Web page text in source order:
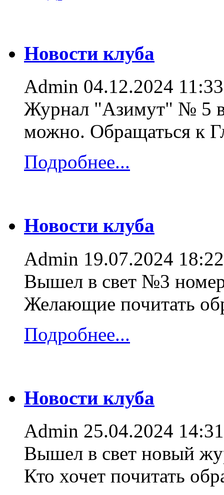
Новости клуба
Admin 04.12.2024 11:33
Журнал "Азимут" № 5
можно. Обращаться к
Подробнее...
Новости клуба
Admin 19.07.2024 18:22
Вышел в свет №3
Желающие почитать
Подробнее...
Новости клуба
Admin 25.04.2024 14:31
Вышел в свет новый
Кто хочет почитать